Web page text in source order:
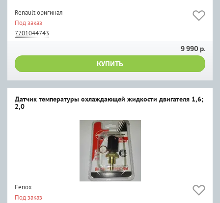
Renault оригинал
Под заказ
7701044743
9 990 р.
КУПИТЬ
Датчик температуры охлаждающей жидкости двигателя 1,6;
2,0
Fenox
Под заказ